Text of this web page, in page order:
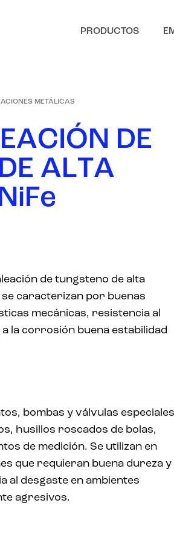
PRODUCTOS
METÁLICAS
EACIÓN DE
DE ALTA
iFe
de tungsteno de alta
se caracterizan por buenas
mecánicas, resistencia al
a la corrosión buena estabilidad
bombas y válvulas
husillos roscados de bolas,
de medición. Se utilizan en
que requieran buena dureza y
al desgaste en ambientes
agresivos.